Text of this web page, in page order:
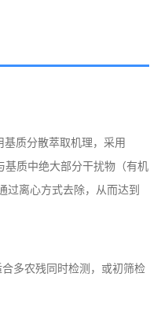
质分散萃取机理，采用
基质中绝大部分干扰物（有机
过离心方式去除，从而达到
合多农残同时检测，或初筛检